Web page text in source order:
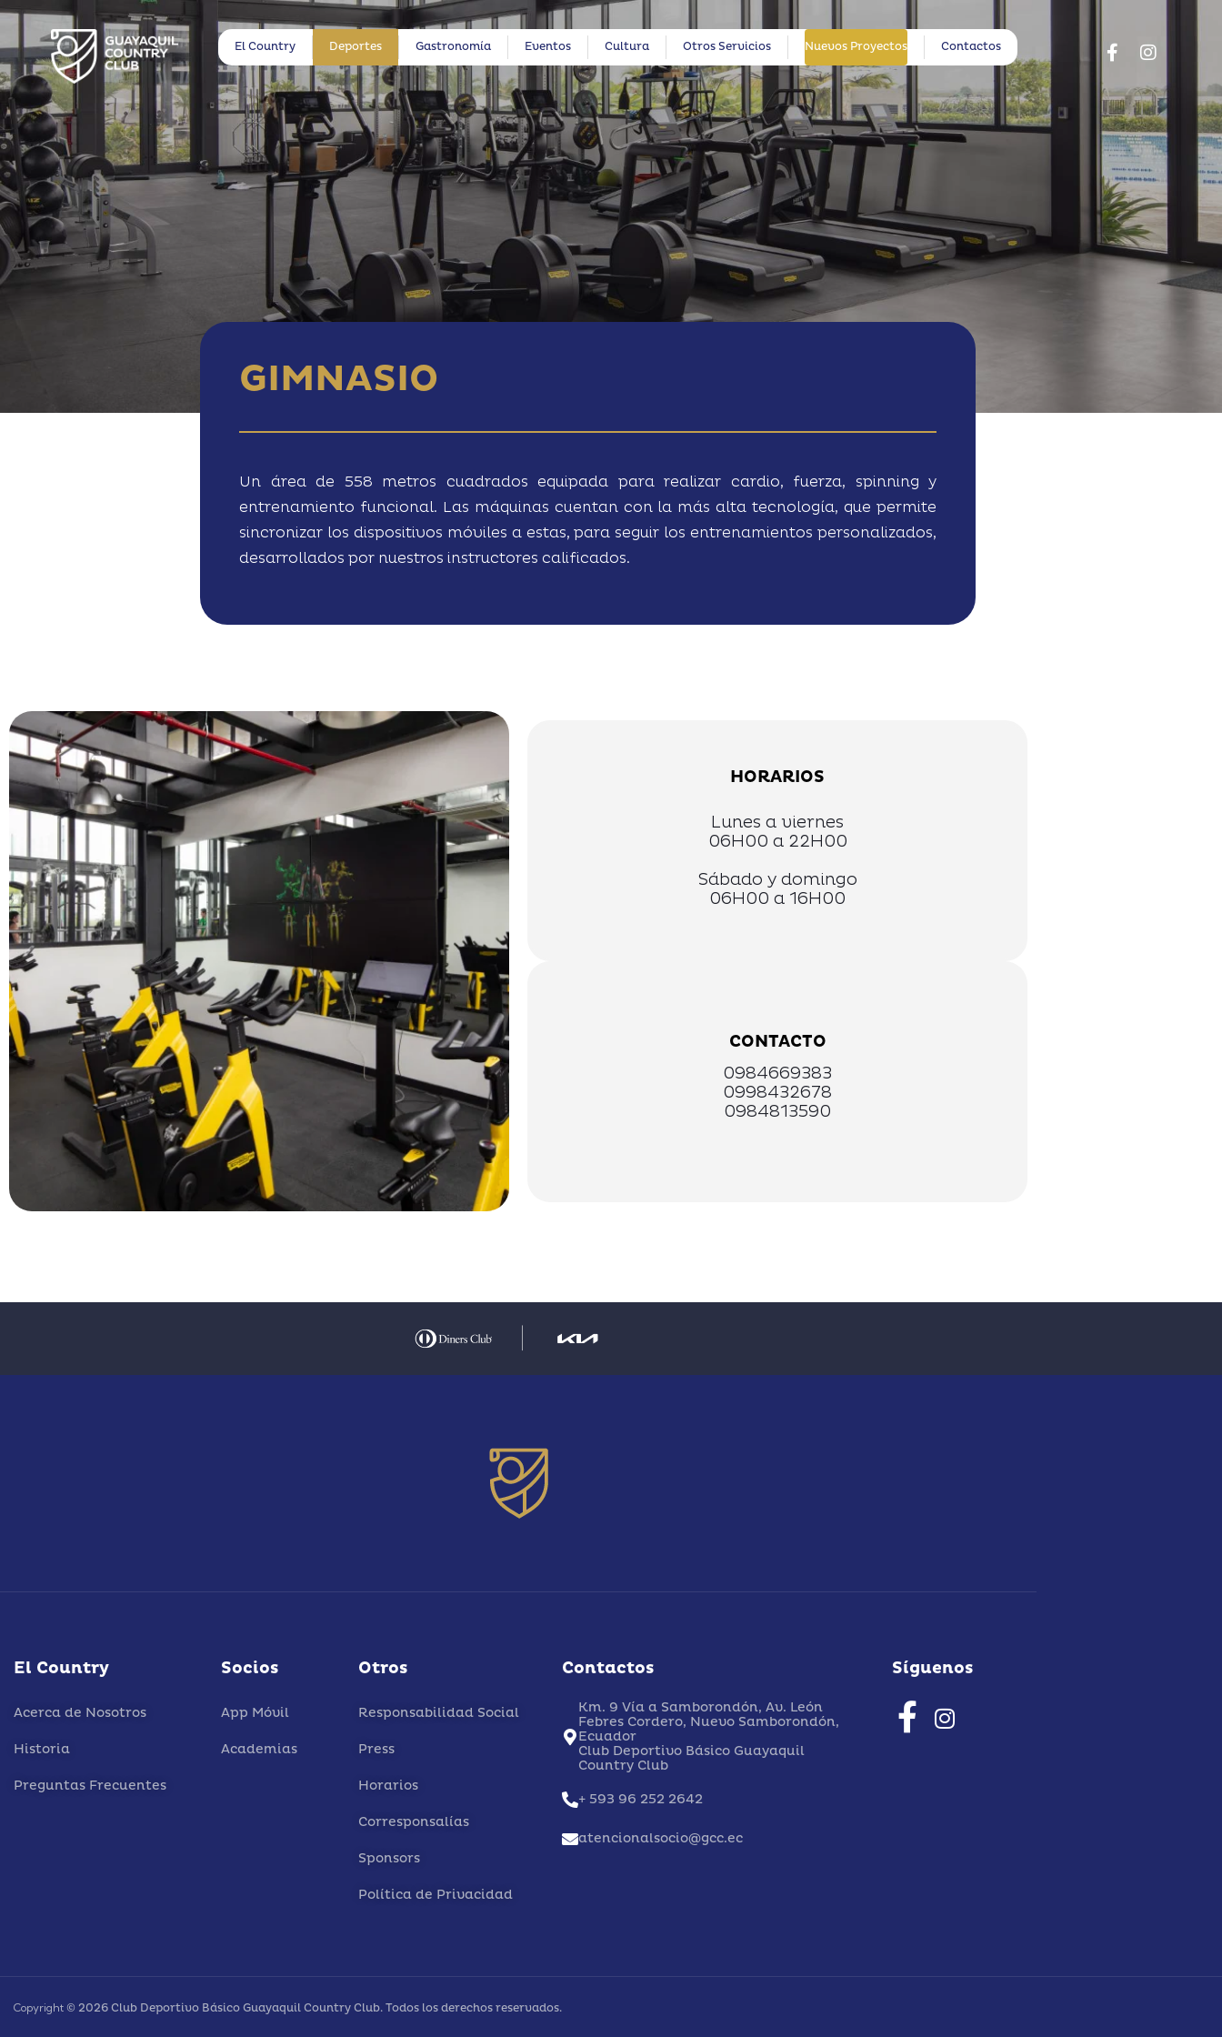
El Country Deportes Gastronomía Eventos Cultura Otros Servicios Nuevos Proyectos Contactos
GIMNASIO
Un área de 558 metros cuadrados equipada para realizar cardio, fuerza, spinning y
entrenamiento funcional. Las máquinas cuentan con la más alta tecnología, que permite
sincronizar los dispositivos móviles a estas, para seguir los entrenamientos personalizados,
desarrollados por nuestros instructores calificados.
HORARIOS
Lunes a viernes
06H00 a 22H00
Sábado y domingo
06H00 a 16H00
CONTACTO
0984669383
0998432678
0984813590
El Country
Acerca de Nosotros
Historia
Preguntas Frecuentes
Socios
App Móvil
Academias
Otros
Responsabilidad Social
Press
Horarios
Corresponsalías
Sponsors
Política de Privacidad
Contactos
Km. 9 Vía a Samborondón, Av. León
Febres Cordero, Nuevo Samborondón,
Ecuador
Club Deportivo Básico Guayaquil
Country Club
+ 593 96 252 2642
atencionalsocio@gcc.ec
Síguenos
Copyright © 2026 Club Deportivo Básico Guayaquil Country Club. Todos los derechos reservados.